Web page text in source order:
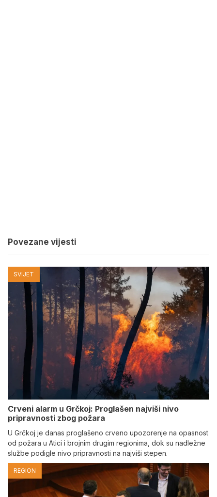
Povezane vijesti
SVIJET
Crveni alarm u Grčkoj: Proglašen najviši nivo
pripravnosti zbog požara
U Grčkoj je danas proglašeno crveno upozorenje na opasnost
od požara u Atici i brojnim drugim regionima, dok su nadležne
službe podigle nivo pripravnosti na najviši stepen.
REGION